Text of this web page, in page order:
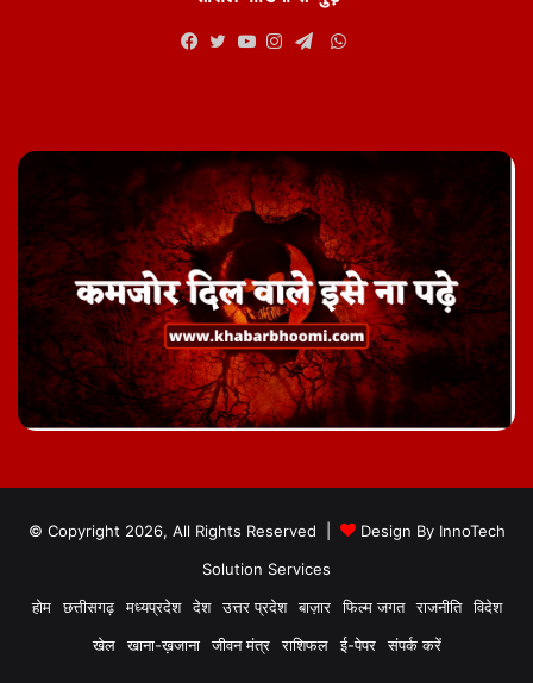
WhatsApp
© Copyright 2026, All Rights Reserved | Design By InnoTech
Solution Services
होम
छत्तीसगढ़ मध्यप्रदेश देश उत्तर प्रदेश बाज़ार फिल्म जगत राजनीति
विदेश
खेल
खाना-ख़जाना जीवन मंत्र राशिफल ई-पेपर संपर्क करें